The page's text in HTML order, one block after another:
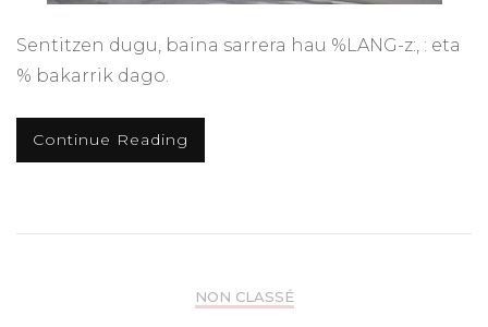
Sentitzen dugu, baina sarrera hau %LANG-z:, : eta
% bakarrik dago.
Continue Reading
NON CLASSÉ